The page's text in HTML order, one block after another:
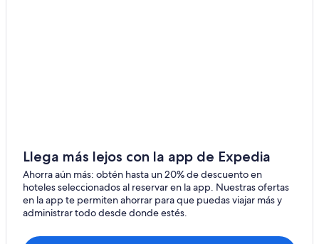
Hoteles cerca de Plaza de Chanco
Hoteles en Curepto
Hoteles cerca de Catedral de Talca
Hoteles cerca de Lago Vichuquén
Hoteles en la playa en Iloca
Llega más lejos con la app de Expedia
Ahorra aún más: obtén hasta un 20% de descuento en
hoteles seleccionados al reservar en la app. Nuestras ofertas
en la app te permiten ahorrar para que puedas viajar más y
administrar todo desde donde estés.